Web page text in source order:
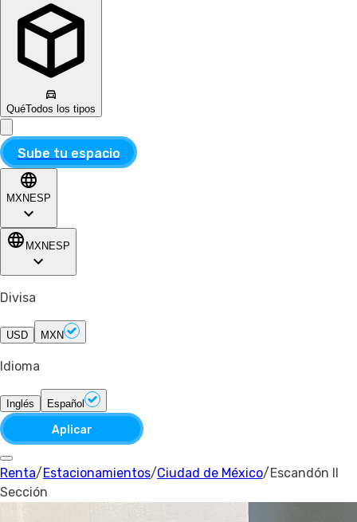
QuéTodos los tipos
Sube tu espacio
MXN ESP
MXN ESP
Divisa
USD MXN
Idioma
Inglés Español
Aplicar
Renta/ Estacionamientos/Ciudad de México/ Escandón II
Sección